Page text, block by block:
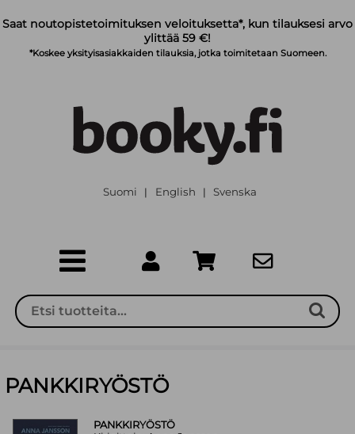
Saat noutopistetoimituksen veloituksetta*, kun tilauksesi arvo
ylittää 59 €!
*Koskee yksityisasiakkaiden tilauksia, jotka toimitetaan Suomeen.
Suomi | English | Svenska
PANKKIRYÖSTÖ
PANKKIRYÖSTÖ